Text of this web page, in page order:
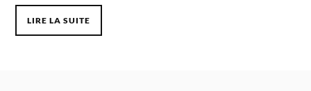
LIRE LA SUITE